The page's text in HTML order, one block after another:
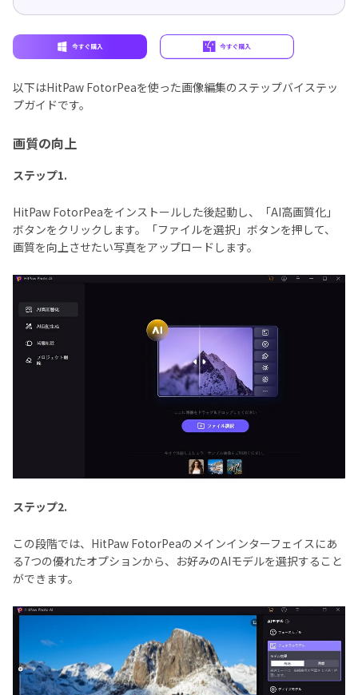
以下はHitPaw FotorPeaを使った画像編集のステップバイステッ
プガイドです。
画質の向上
ステップ1.
HitPaw FotorPeaをインストールした後起動し、「AI高画質化」
ボタンをクリックします。「ファイルを選択」ボタンを押して、
画質を向上させたい写真をアップロードします。
ステップ2.
この段階では、HitPaw FotorPeaのメインインターフェイスにあ
る7つの優れたオプションから、お好みのAIモデルを選択すること
ができます。